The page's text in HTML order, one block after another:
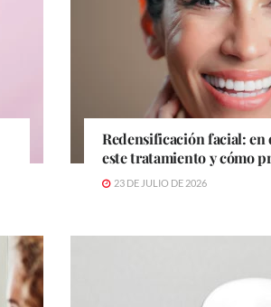
Redensificación facial: en
este tratamiento y cómo
23 DE JULIO DE 2026